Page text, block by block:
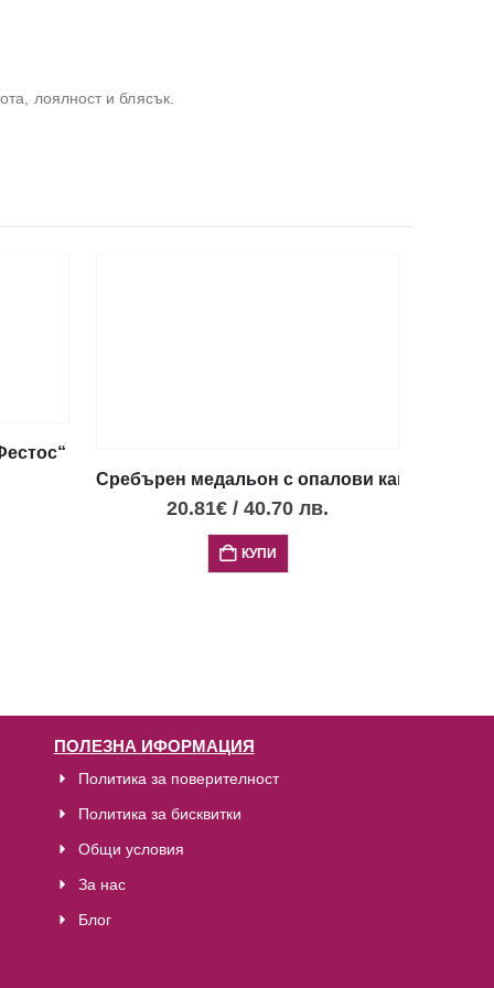
лоялност и блясък.
с 4 опала, XXS
Сребърен медальон с опалови камъни и
20.81€ / 40.70 лв.
КУПИ
ПОЛЕЗНА ИФОРМАЦИЯ
Политика за поверителност
Политика за бисквитки
Общи условия
За нас
Блог